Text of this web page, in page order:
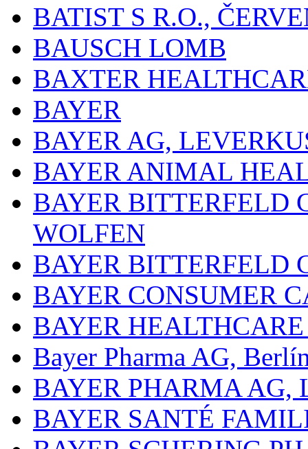
BATIST S R.O.,
BAUSCH LOMB
BAXTER
BAYER
BAYER AG,
BAYER ANIMAL
BAYER BITTERFELD
WOLFEN
BAYER BITTERFELD
BAYER CONSUMER
BAYER
Bayer Pharma AG,
BAYER PHARMA AG,
BAYER SANTÉ